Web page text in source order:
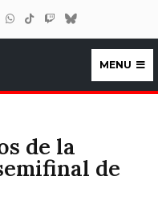
MENU
de la
de